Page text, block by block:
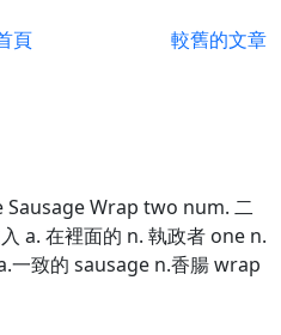
較舊的文章
頁
Sausage Wrap two num. 二
a. 在裡面的 n. 執政者 one n.
一致的 sausage n.香腸 wrap